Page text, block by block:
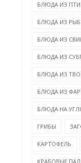
БЛЮДА ИЗ
БЛЮДА ИЗ
БЛЮДА ИЗ
БЛЮДА ИЗ
БЛЮДА ИЗ
БЛЮДА ИЗ
БЛЮДА НА
ГРИБЫ
КАРТОФЕЛЬ
КРАБОВЫЕ